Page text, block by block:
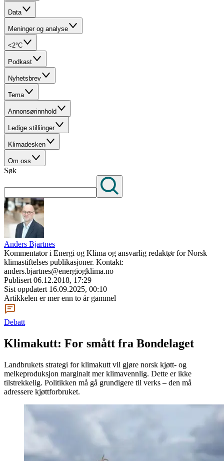
Data
Meninger og analyse
<2°C
Podkast
Nyhetsbrev
Tema
Annonsørinnhold
Ledige stilliinger
Klimadesken
Om oss
Søk
Anders Bjartnes
Kommentator i Energi og Klima og ansvarlig redaktør for Norsk
klimastiftelses publikasjoner. Kontakt:
anders.bjartnes@energiogklima.no
Publisert 06.12.2018, 17:29
Sist oppdatert 16.09.2025, 00:10
Artikkelen er mer enn to år gammel
Debatt
Klimakutt: For smått fra Bondelaget
Landbrukets strategi for klimakutt vil gjøre norsk kjøtt- og
melkeproduksjon marginalt mer klimavennlig. Dette er ikke
tilstrekkelig. Politikken må gå grundigere til verks – den må
adressere kjøttforbruket.